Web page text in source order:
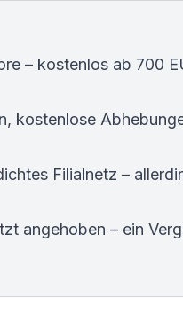
– kostenlos ab 700
kostenlose
Filialnetz –
angehoben – ein